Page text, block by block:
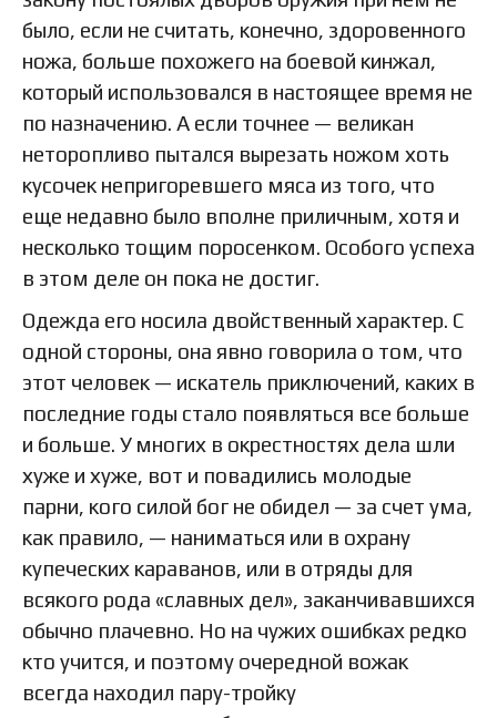
было, если не считать, конечно, здоровенного
ножа, больше похожего на боевой кинжал,
который использовался в настоящее время не
по назначению. А если точнее — великан
неторопливо пытался вырезать ножом хоть
кусочек непригоревшего мяса из того, что
еще недавно было вполне приличным, хотя и
несколько тощим поросенком. Особого успеха
в этом деле он пока не достиг.
Одежда его носила двойственный характер. С
одной стороны, она явно говорила о том, что
этот человек — искатель приключений, каких в
последние годы стало появляться все больше
и больше. У многих в окрестностях дела шли
хуже и хуже, вот и повадились молодые
парни, кого силой бог не обидел — за счет ума,
как правило, — наниматься или в охрану
купеческих караванов, или в отряды для
всякого рода «славных дел», заканчивавшихся
обычно плачевно. Но на чужих ошибках редко
кто учится, и поэтому очередной вожак
всегда находил пару-тройку